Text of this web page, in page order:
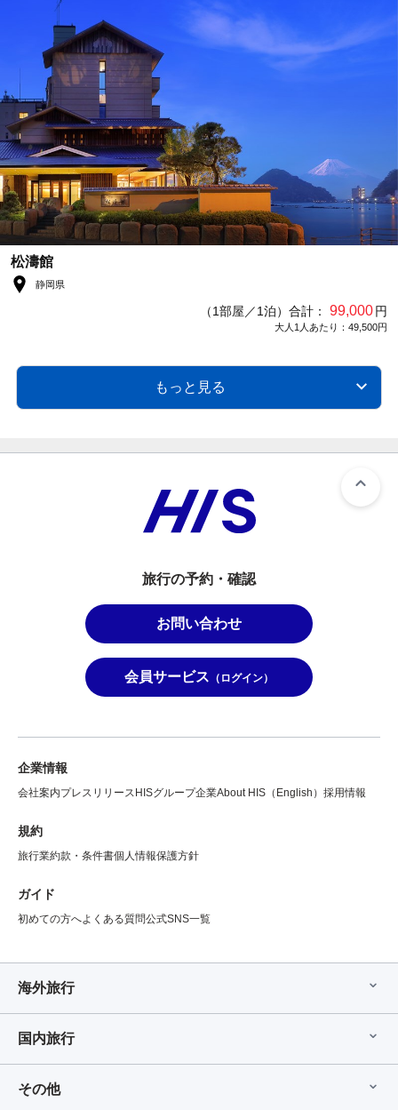
松濤館
静岡県
（1部屋／1泊）合計： 99,000円
大人1人あたり：49,500円
もっと見る
旅行の予約・確認
お問い合わせ
会員サービス （ログイン）
企業情報
会社案内プレスリリース HISグループ企業About HIS（English） 採用情報
規約
旅行業約款・条件書個人情報保護方針
ガイド
初めての方へよくある質問公式SNS一覧
海外旅行
国内旅行
その他